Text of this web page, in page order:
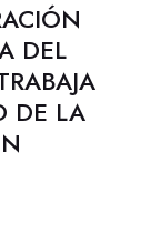
DEL
DE LA